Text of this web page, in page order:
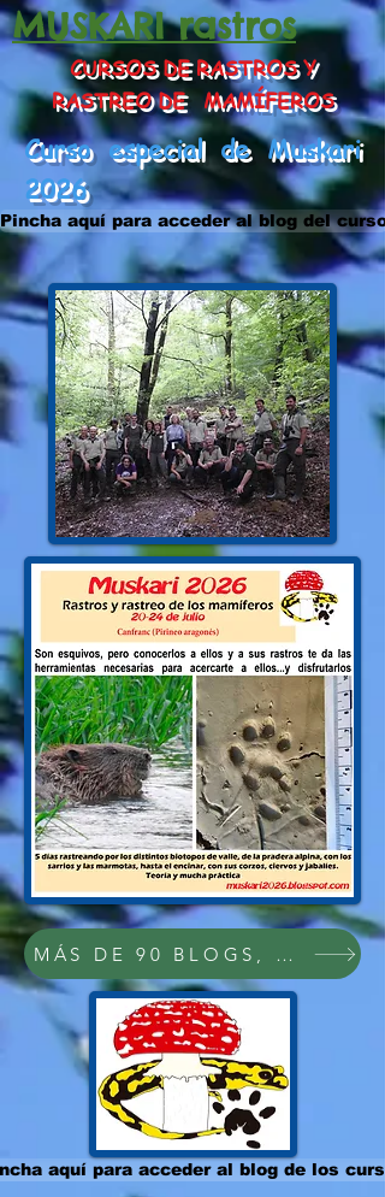
MUSKARI rastros
CURSOS DE RASTROS Y
RASTREO DE MAMÍFEROS
Curso especial de Muskari
2026
Pincha aquí para acceder al blog del curso
MÁS DE 90 BLOGS, PDFs Y
aquí para acceder al blog de los